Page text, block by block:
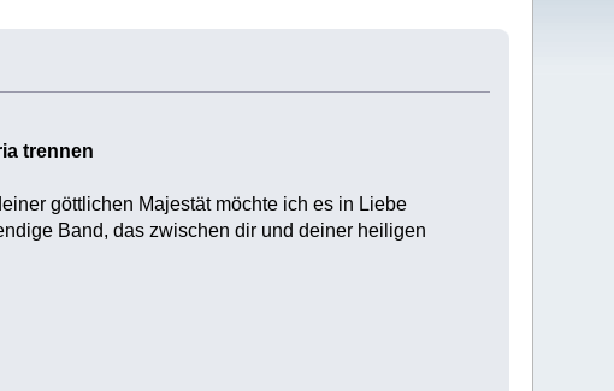
trennen
göttlichen Majestät möchte ich es in Liebe
Band, das zwischen dir und deiner heiligen